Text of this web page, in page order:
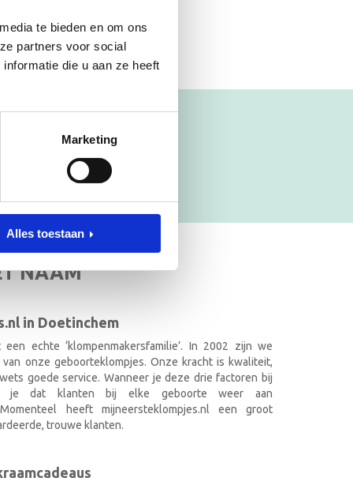
te bieden en om ons
partners voor social
die u aan ze heeft
Marketing
Alles toestaan
NAAM
in Doetinchem
echte ‘klompenmakersfamilie’. In 2002 zijn we
onze geboorteklompjes. Onze kracht is kwaliteit,
goede service. Wanneer je deze drie factoren bij
je dat klanten bij elke geboorte weer aan
heeft mijneersteklompjes.nl een groot
trouwe klanten.